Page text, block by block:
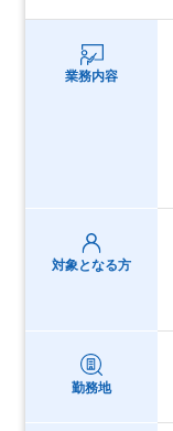
業務内容
対象となる方
勤務地